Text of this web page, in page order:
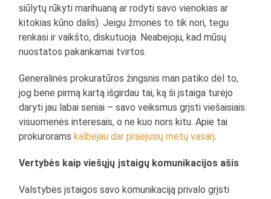
siūlytų rūkyti marihuaną ar rodyti savo vienokias ar
kitokias kūno dalis). Jeigu žmonės to tik nori, tegu
renkasi ir vaikšto, diskutuoja. Neabejoju, kad mūsų
nuostatos pakankamai tvirtos.
Generalinės prokuratūros žingsnis man patiko dėl to,
jog bene pirmą kartą išgirdau tai, ką ši įstaiga turėjo
daryti jau labai seniai – savo veiksmus grįsti viešaisiais
visuomenės interesais, o ne kuo nors kitu. Apie tai
prokuroramskalbėjau dar praėjusių metų vasarį.
Vertybės kaip viešųjų įstaigų komunikacijos ašis
Valstybės įstaigos savo komunikaciją privalo grįsti